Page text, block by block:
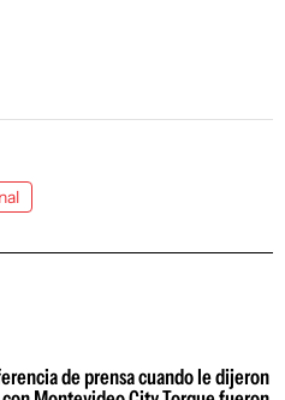
de prensa cuando le dijeron